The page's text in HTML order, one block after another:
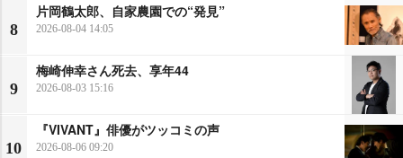
8
片岡鶴太郎、自家農園での“発見”
2026-08-04 14:05
9
梅崎伸幸さん死去、享年44
2026-08-03 15:16
10
『VIVANT』俳優がツッコミの声
2026-08-06 09:20